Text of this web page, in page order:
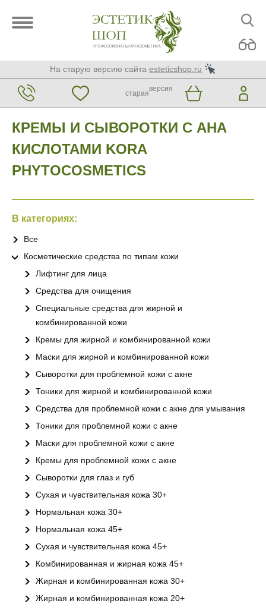
На старую версию сайта esteticshop.ru
старая
версия
КРЕМЫ И СЫВОРОТКИ С AHA
КИСЛОТАМИ KORA
PHYTOCOSMETICS
В категориях:
Все
Косметические средства по типам кожи
Лифтинг для лица
Средства для очищения
Специальные средства для жирной и
комбинированной кожи
Кремы для жирной и комбинированной кожи
Маски для жирной и комбинированной кожи
Сыворотки для проблемной кожи с акне
Тоники для жирной и комбинированной кожи
Средства для проблемной кожи с акне для умывания
Тоники для проблемной кожи с акне
Маски для проблемной кожи с акне
Кремы для проблемной кожи с акне
Сыворотки для глаз и губ
Сухая и чувствительная кожа 30+
Нормальная кожа 30+
Нормальная кожа 45+
Сухая и чувствительная кожа 45+
Комбинированная и жирная кожа 45+
Жирная и комбинированная кожа 30+
Жирная и комбинированная кожа 20+